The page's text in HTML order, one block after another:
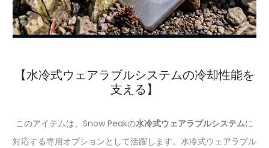
【水冷式ウェアラブルシステムの冷却性能を
支える】
このアイテムは、Snow Peakの水冷式ウェアラブルシステムに
対応する専用オプションとして活躍します。水冷式ウェアラブル